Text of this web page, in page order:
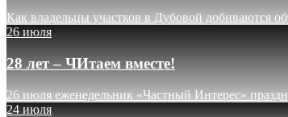
Как владельцы участков в Дубовой добиваются
26 июля
28 лет – ЧИтаем вместе!
26 июля еженедельник «Частный Интерес»
24 июля